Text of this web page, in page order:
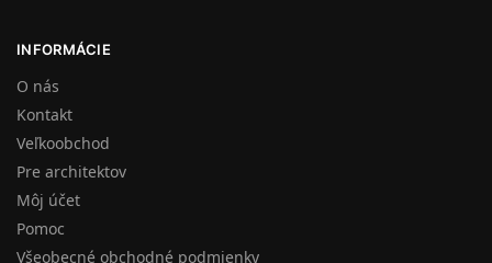
INFORMÁCIE
O nás
Kontakt
Veľkoobchod
Pre architektov
Môj účet
Pomoc
Všeobecné obchodné podmienky